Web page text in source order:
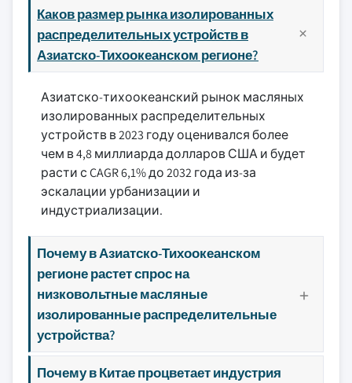
Каков размер рынка изолированных
распределительных устройств в
Азиатско-Тихоокеанском регионе?
Азиатско-тихоокеанский рынок масляных
изолированных распределительных
устройств в 2023 году оценивался более
чем в 4,8 миллиарда долларов США и будет
расти с CAGR 6,1% до 2032 года из-за
эскалации урбанизации и
индустриализации.
Почему в Азиатско-Тихоокеанском
регионе растет спрос на
низковольтные масляные
изолированные распределительные
устройства?
Почему в Китае процветает индустрия